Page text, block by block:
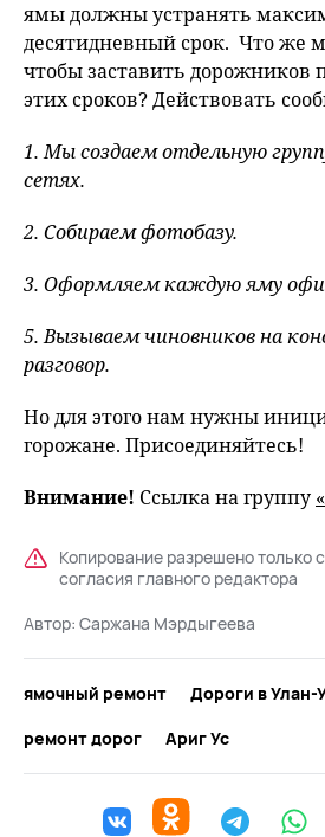
ямы должны устранять
десятидневный срок. Что же
чтобы заставить дорожников
этих сроков? Действовать
1. Мы создаем отдельную
сетях.
2. Собираем фотобазу.
3. Оформляем каждую яму
5. Вызываем чиновников на
разговор.
Но для этого нам нужны
горожане. Присоединяйтесь!
Внимание! Ссылка на группу
Копирование разрешено только
согласия главного редактора
Автор: Саржана Мэрдыгеева
ямочный ремонт
Дороги в Улан-
ремонт дорог
Ариг Ус